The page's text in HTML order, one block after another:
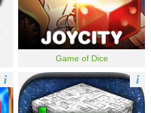
Game of Dice
i i